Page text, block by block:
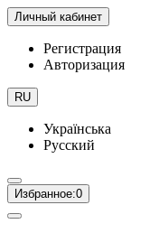
Личный кабинет
Регистрация
Авторизация
RU
Українська
Русский
Избранное:0